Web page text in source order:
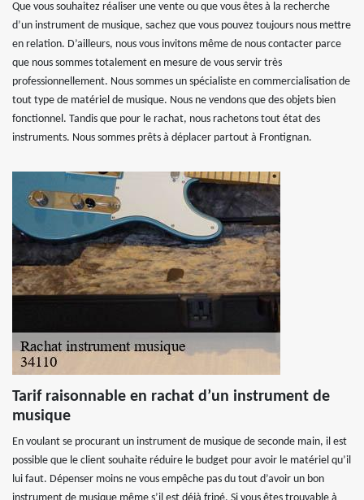
Que vous souhaitez réaliser une vente ou que vous êtes à la recherche
d’un instrument de musique, sachez que vous pouvez toujours nous mettre
en relation. D’ailleurs, nous vous invitons même de nous contacter parce
que nous sommes totalement en mesure de vous servir très
professionnellement. Nous sommes un spécialiste en commercialisation de
tout type de matériel de musique. Nous ne vendons que des objets bien
fonctionnel. Tandis que pour le rachat, nous rachetons tout état des
instruments. Nous sommes prêts à déplacer partout à Frontignan.
Tarif raisonnable en rachat d’un instrument de
musique
En voulant se procurant un instrument de musique de seconde main, il est
possible que le client souhaite réduire le budget pour avoir le matériel qu’il
lui faut. Dépenser moins ne vous empêche pas du tout d’avoir un bon